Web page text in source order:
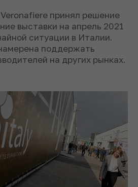
принял решение
выставки на апрель 2021
ситуации в Италии.
поддержать
на других рынках.